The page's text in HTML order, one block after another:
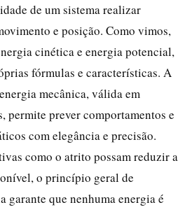
de um sistema realizar
e posição. Como vimos,
cinética e energia potencial,
fórmulas e características. A
mecânica, válida em
permite prever comportamentos e
com elegância e precisão.
como o atrito possam reduzir a
o princípio geral de
garante que nenhuma energia é